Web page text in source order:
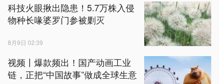
科技火眼揪出隐患！5.7万株入侵
物种长喙婆罗门参被剿灭
8月9日 02:39
视频丨爆款频出！国产动画工业
链，正把“中国故事”做成全球生意